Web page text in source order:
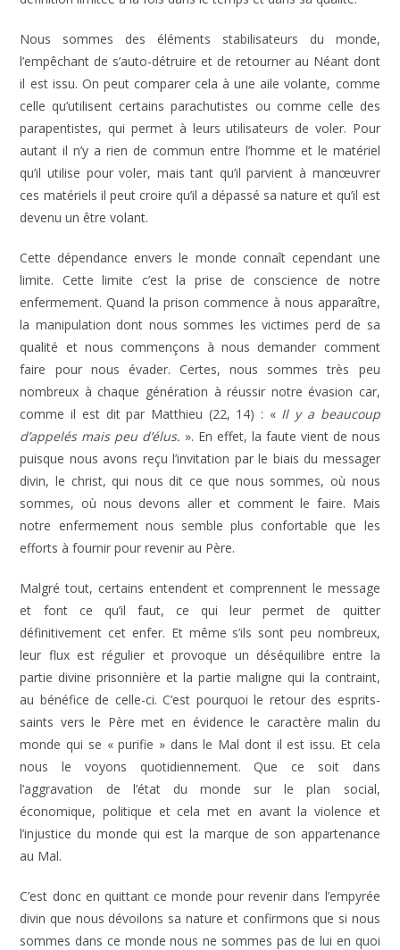
Nous sommes des éléments stabilisateurs du monde,
l’empêchant de s’auto-détruire et de retourner au Néant dont
il est issu. On peut comparer cela à une aile volante, comme
celle qu’utilisent certains parachutistes ou comme celle des
parapentistes, qui permet à leurs utilisateurs de voler. Pour
autant il n’y a rien de commun entre l’homme et le matériel
qu’il utilise pour voler, mais tant qu’il parvient à manœuvrer
ces matériels il peut croire qu’il a dépassé sa nature et qu’il est
devenu un être volant.
Cette dépendance envers le monde connaît cependant une
limite. Cette limite c’est la prise de conscience de notre
enfermement. Quand la prison commence à nous apparaître,
la manipulation dont nous sommes les victimes perd de sa
qualité et nous commençons à nous demander comment
faire pour nous évader. Certes, nous sommes très peu
nombreux à chaque génération à réussir notre évasion car,
comme il est dit par Matthieu (22, 14) : « Il y a beaucoup
d’appelés mais peu d’élus. ». En effet, la faute vient de nous
puisque nous avons reçu l’invitation par le biais du messager
divin, le christ, qui nous dit ce que nous sommes, où nous
sommes, où nous devons aller et comment le faire. Mais
notre enfermement nous semble plus confortable que les
efforts à fournir pour revenir au Père.
Malgré tout, certains entendent et comprennent le message
et font ce qu’il faut, ce qui leur permet de quitter
définitivement cet enfer. Et même s’ils sont peu nombreux,
leur flux est régulier et provoque un déséquilibre entre la
partie divine prisonnière et la partie maligne qui la contraint,
au bénéfice de celle-ci. C’est pourquoi le retour des esprits-
saints vers le Père met en évidence le caractère malin du
monde qui se « purifie » dans le Mal dont il est issu. Et cela
nous le voyons quotidiennement. Que ce soit dans
l’aggravation de l’état du monde sur le plan social,
économique, politique et cela met en avant la violence et
l’injustice du monde qui est la marque de son appartenance
au Mal.
C’est donc en quittant ce monde pour revenir dans l’empyrée
divin que nous dévoilons sa nature et confirmons que si nous
sommes dans ce monde nous ne sommes pas de lui en quoi